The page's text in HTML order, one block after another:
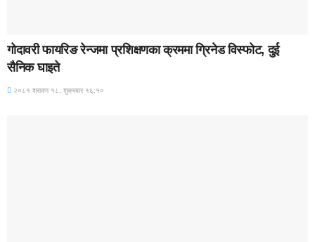
गोदावरी फायरिङ रेन्जमा प्रशिक्षणका क्रममा ग्रिनेड विस्फोट, दुई
सैनिक घाइते
२०८१ श्रावण १८, शुक्रबार १६:१०